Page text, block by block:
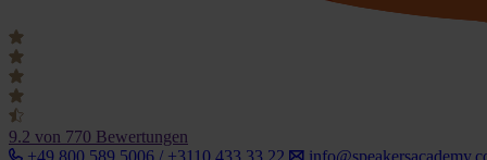
9.2 von 770 Bewertungen
+49 800 589 5006 / +3110 433 33 22